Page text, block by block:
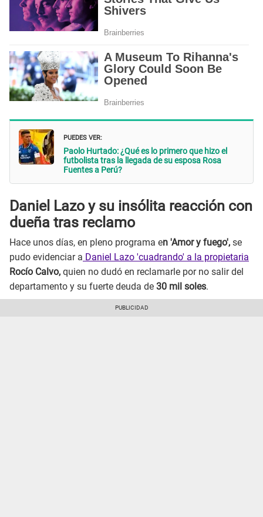
PUEDES VER:
Paolo Hurtado: ¿Qué es lo primero que hizo el
futbolista tras la llegada de su esposa Rosa
Fuentes a Perú?
Daniel Lazo y su insólita reacción con
dueña tras reclamo
Hace unos días, en pleno programa en 'Amor y fuego', se
pudo evidenciar a Daniel Lazo 'cuadrando' a la propietaria
Rocío Calvo, quien no dudó en reclamarle por no salir del
departamento y su fuerte deuda de 30 mil soles.